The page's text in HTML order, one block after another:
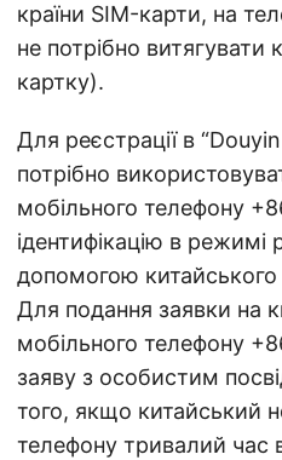
країни SIM-карти, на
не потрібно витягувати
картку).
Для реєстрації в
потрібно
мобільного телефону
ідентифікацію в режимі
допомогою китайського
Для подання заявки на
мобільного телефону
заяву з особистим
того, якщо китайський
телефону тривалий час